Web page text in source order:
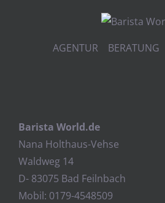
AGENTUR
Barista World.de
Nana Holthaus-Vehse
Waldweg 14
D- 83075 Bad Feilnbach
Mobil: 0179-4548509